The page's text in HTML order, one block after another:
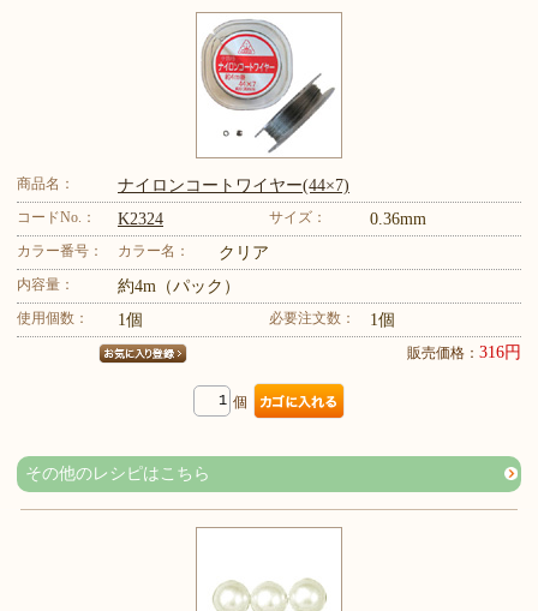
商品名： ナイロンコートワイヤー(44×7)
コードNo.： K2324 サイズ： 0.36mm
カラー番号： カラー名： クリア
内容量： 約4m（パック）
使用個数： 1個 必要注文数： 1個
販売価格： 316円
個
その他のレシピはこちら